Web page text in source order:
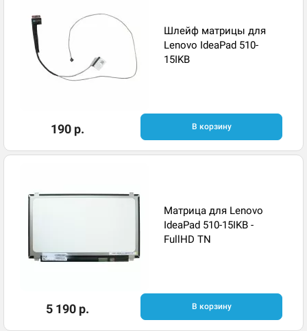
Шлейф матрицы для
Lenovo IdeaPad 510-
15IKB
190 р. В корзину
Матрица для Lenovo
IdeaPad 510-15IKB -
FullHD TN
5 190 р. В корзину